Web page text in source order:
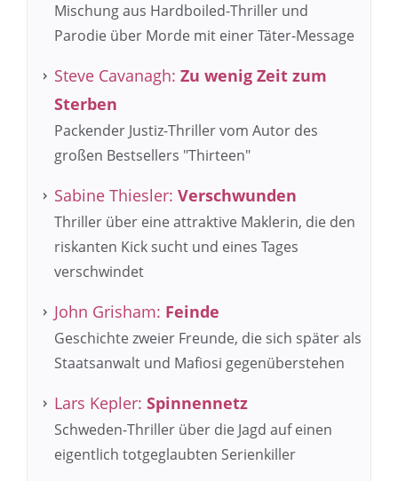
Mischung aus Hardboiled-Thriller und
Parodie über Morde mit einer Täter-Message
Steve Cavanagh: Zu wenig Zeit zum
Sterben
Packender Justiz-Thriller vom Autor des
großen Bestsellers "Thirteen"
Sabine Thiesler: Verschwunden
Thriller über eine attraktive Maklerin, die den
riskanten Kick sucht und eines Tages
verschwindet
John Grisham: Feinde
Geschichte zweier Freunde, die sich später als
Staatsanwalt und Mafiosi gegenüberstehen
Lars Kepler: Spinnennetz
Schweden-Thriller über die Jagd auf einen
eigentlich totgeglaubten Serienkiller